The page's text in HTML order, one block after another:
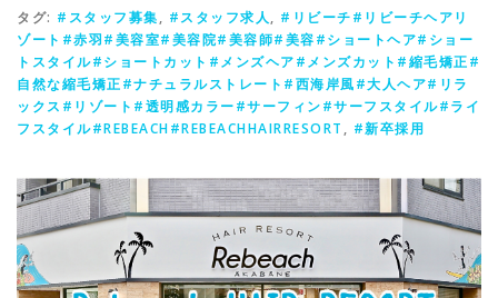
タグ: #スタッフ募集, #スタッフ求人, #リビーチ#リビーチヘアリ
ゾート#赤羽#美容室#美容院#美容師#美容#ショートヘア#ショー
トスタイル#ショートカット#メンズヘア#メンズカット#縮毛矯正#
自然な縮毛矯正#ナチュラルストレート#西海岸風#大人ヘア#リラ
ックス#リゾート#透明感カラー#サーフィン#サーフスタイル#ライ
フスタイル#REBEACH#REBEACHHAIRRESORT , #新卒採用